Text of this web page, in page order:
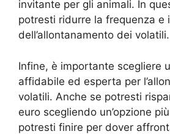
invitante per gli animali. In
potresti ridurre la frequenza e
dell’allontanamento dei volatili.
Infine, è importante scegliere
affidabile ed esperta per
volatili. Anche se potresti
euro scegliendo un’opzione
potresti finire per dover